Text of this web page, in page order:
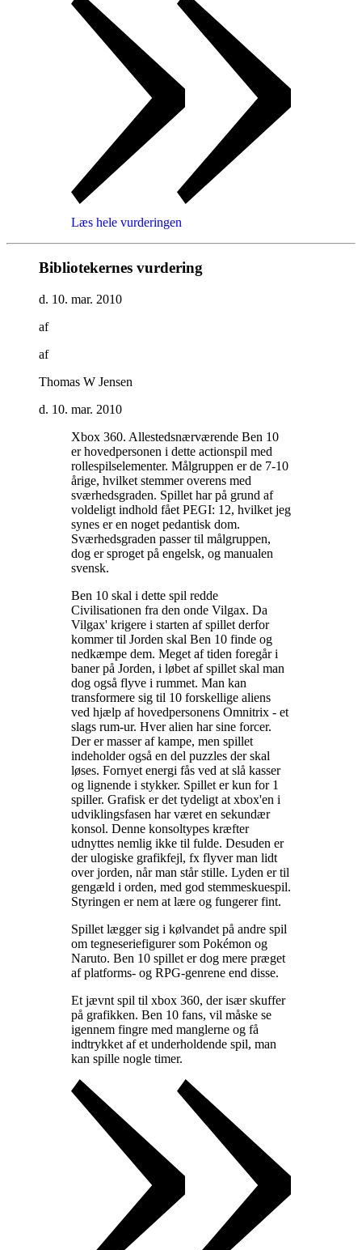
Læs hele vurderingen
Bibliotekernes vurdering
d. 10. mar. 2010
af
af
Thomas W Jensen
d. 10. mar. 2010
Xbox 360. Allestedsnærværende Ben 10
er hovedpersonen i dette actionspil med
rollespilselementer. Målgruppen er de 7-10
årige, hvilket stemmer overens med
sværhedsgraden. Spillet har på grund af
voldeligt indhold fået PEGI: 12, hvilket jeg
synes er en noget pedantisk dom.
Sværhedsgraden passer til målgruppen,
dog er sproget på engelsk, og manualen
svensk.
Ben 10 skal i dette spil redde
Civilisationen fra den onde Vilgax. Da
Vilgax' krigere i starten af spillet derfor
kommer til Jorden skal Ben 10 finde og
nedkæmpe dem. Meget af tiden foregår i
baner på Jorden, i løbet af spillet skal man
dog også flyve i rummet. Man kan
transformere sig til 10 forskellige aliens
ved hjælp af hovedpersonens Omnitrix - et
slags rum-ur. Hver alien har sine forcer.
Der er masser af kampe, men spillet
indeholder også en del puzzles der skal
løses. Fornyet energi fås ved at slå kasser
og lignende i stykker. Spillet er kun for 1
spiller. Grafisk er det tydeligt at xbox'en i
udviklingsfasen har været en sekundær
konsol. Denne konsoltypes kræfter
udnyttes nemlig ikke til fulde. Desuden er
der ulogiske grafikfejl, fx flyver man lidt
over jorden, når man står stille. Lyden er til
gengæld i orden, med god stemmeskuespil.
Styringen er nem at lære og fungerer fint.
Spillet lægger sig i kølvandet på andre spil
om tegneseriefigurer som Pokémon og
Naruto. Ben 10 spillet er dog mere præget
af platforms- og RPG-genrene end disse.
Et jævnt spil til xbox 360, der især skuffer
på grafikken. Ben 10 fans, vil måske se
igennem fingre med manglerne og få
indtrykket af et underholdende spil, man
kan spille nogle timer.